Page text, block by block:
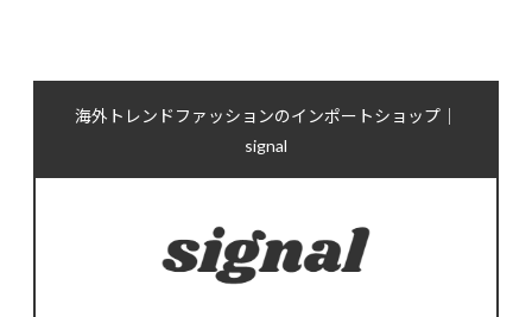
海外トレンドファッションのインポートショップ｜
signal